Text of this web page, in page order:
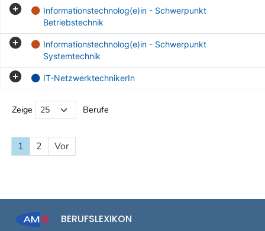
Informationstechnolog(e)in - Schwerpunkt
Betriebstechnik
Informationstechnolog(e)in - Schwerpunkt
Systemtechnik
IT-NetzwerktechnikerIn
Zeige Berufe
1 2 Vor
BERUFSLEXIKON